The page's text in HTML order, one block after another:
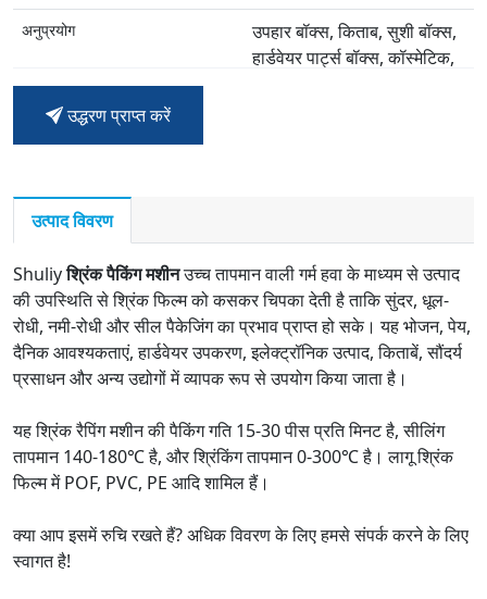
अनुप्रयोग
उपहार बॉक्स, किताब, सुशी बॉक्स,
हार्डवेयर पार्ट्स बॉक्स, कॉस्मेटिक,
उद्धरण प्राप्त करें
उत्पाद विवरण
Shuliyश्रिंक पैकिंग मशीनउच्च तापमान वाली गर्म हवा के माध्यम से उत्पाद
की उपस्थिति से श्रिंक फिल्म को कसकर चिपका देती है ताकि सुंदर, धूल-
रोधी, नमी-रोधी और सील पैकेजिंग का प्रभाव प्राप्त हो सके। यह भोजन, पेय,
दैनिक आवश्यकताएं, हार्डवेयर उपकरण, इलेक्ट्रॉनिक उत्पाद, किताबें, सौंदर्य
प्रसाधन और अन्य उद्योगों में व्यापक रूप से उपयोग किया जाता है।
यह श्रिंक रैपिंग मशीन की पैकिंग गति 15-30 पीस प्रति मिनट है, सीलिंग
तापमान 140-180℃ है, और श्रिंकिंग तापमान 0-300℃ है। लागू श्रिंक
फिल्म में POF, PVC, PE आदि शामिल हैं।
क्या आप इसमें रुचि रखते हैं? अधिक विवरण के लिए हमसे संपर्क करने के लिए
स्वागत है!